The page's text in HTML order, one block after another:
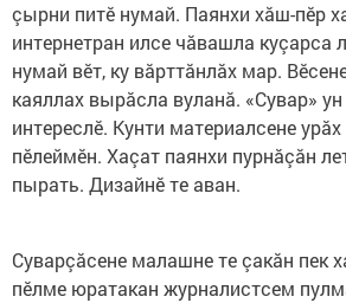
çырни питӗ нумай. Паянхи хăш-пӗр
интернетран илсе чăвашла куçарса
нумай вӗт, ку вăрттăнлăх мар.
каяллах вырăсла вуланă. «Сувар»
интереслӗ. Кунти материалсене
пӗлеймӗн. Хаçат паянхи пурнăçăн
пырать. Дизайнӗ те аван.
Суварçăсене малашне те çакăн пек
пӗлме юратакан журналистсем